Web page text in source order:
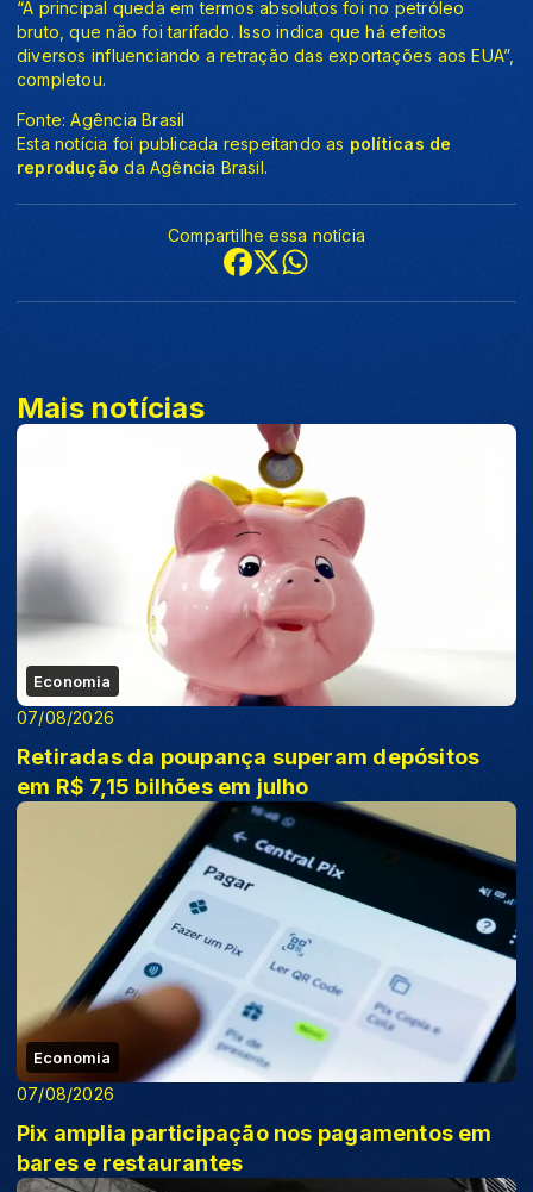
“A principal queda em termos absolutos foi no petróleo
bruto, que não foi tarifado. Isso indica que há efeitos
diversos influenciando a retração das exportações aos EUA”,
completou.
Fonte: Agência Brasil
Esta notícia foi publicada respeitando as políticas de
reprodução da Agência Brasil.
Compartilhe essa notícia
Mais notícias
Economia
07/08/2026
Retiradas da poupança superam depósitos
em R$ 7,15 bilhões em julho
Economia
07/08/2026
Pix amplia participação nos pagamentos em
bares e restaurantes